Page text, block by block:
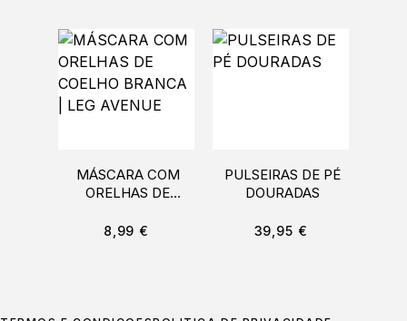
MÁSCARA COM
ORELHAS DE
LEG AVENUE
8,99 €
PULSEIRAS DE PÉ
DOURADAS
39,95 €